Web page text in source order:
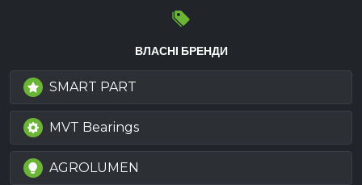
ВЛАСНІ БРЕНДИ
SMART PART
MVT Bearings
AGROLUMEN